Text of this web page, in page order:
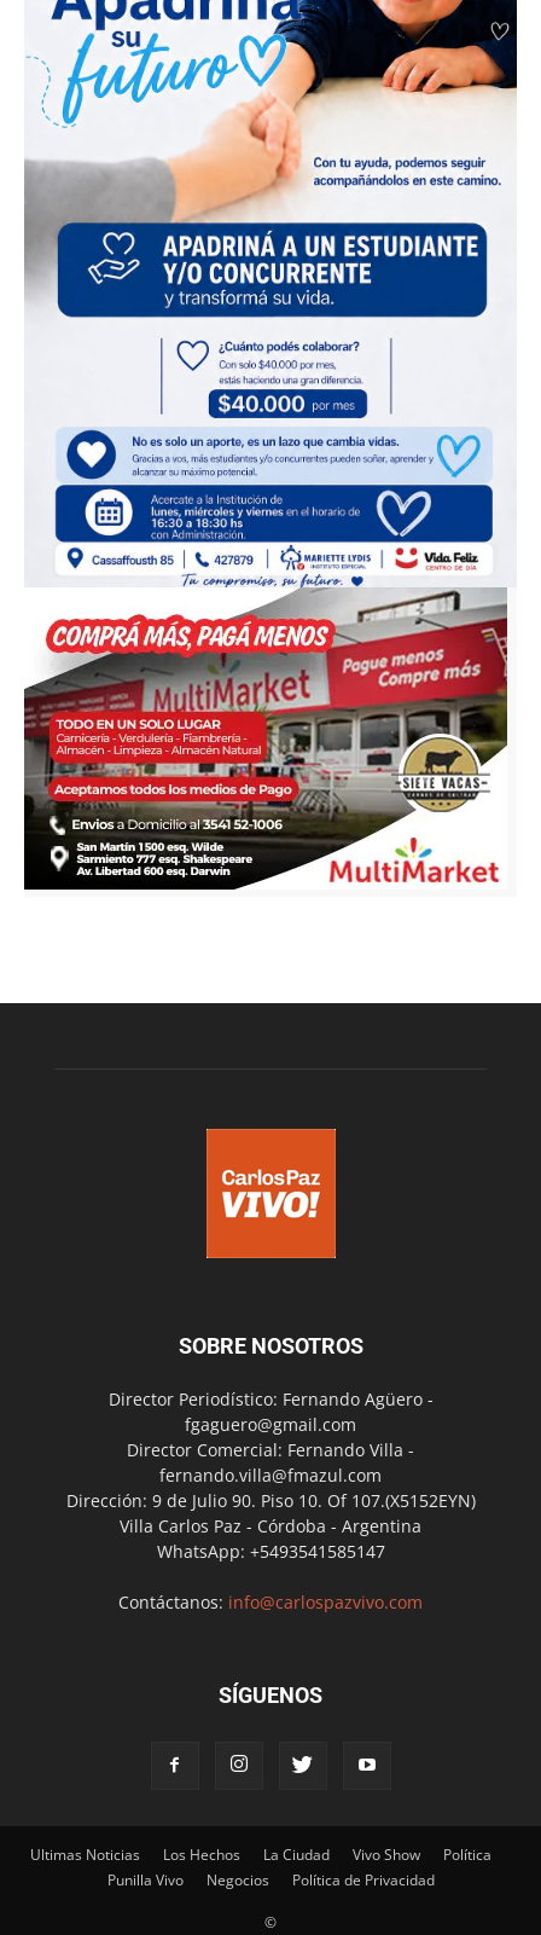
SOBRE NOSOTROS
Director Periodístico: Fernando Agüero -
fgaguero@gmail.com
Director Comercial: Fernando Villa -
fernando.villa@fmazul.com
Dirección: 9 de Julio 90. Piso 10. Of 107.(X5152EYN)
Villa Carlos Paz - Córdoba - Argentina
WhatsApp: +5493541585147
Contáctanos: info@carlospazvivo.com
SÍGUENOS
Ultimas Noticias Los Hechos La Ciudad Vivo Show
Política
Punilla Vivo
Negocios Política de Privacidad
©